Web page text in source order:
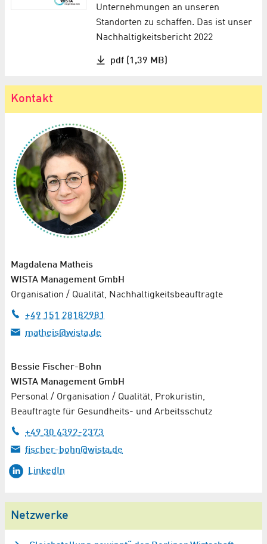
Unternehmungen an unseren
Standorten zu schaffen. Das ist unser
Nachhaltigkeitsbericht 2022
pdf (1,39 MB)
Kontakt
Magdalena Matheis
WISTA Management GmbH
Organisation / Qualität, Nachhaltigkeits­beauftragte
+49 151 28182981
matheis@wista.de
Bessie Fischer-Bohn
WISTA Management GmbH
Personal / Organisation / Qualität, Prokuristin,
Beauftragte für Gesundheits- und Arbeitsschutz
+49 30 6392-2373
fischer-bohn@wista.de
LinkedIn
Netzwerke